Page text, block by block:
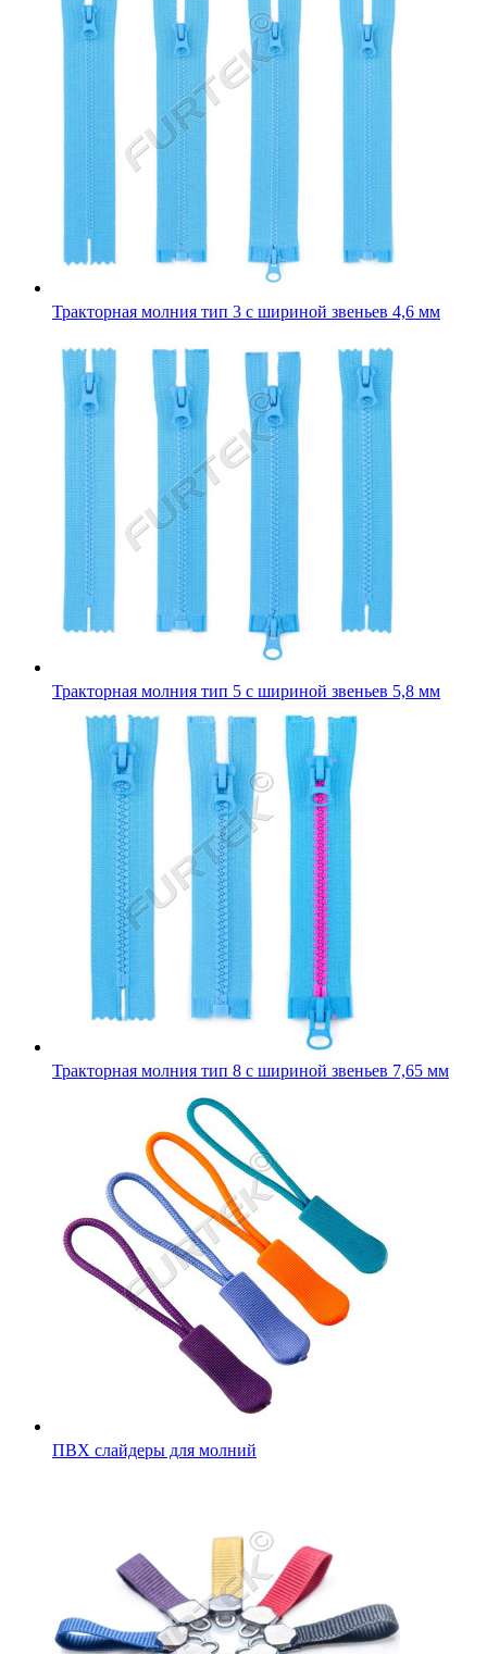
Тракторная молния тип 3 с шириной звеньев 4,6 мм
Тракторная молния тип 5 с шириной звеньев 5,8 мм
Тракторная молния тип 8 с шириной звеньев 7,65 мм
ПВХ слайдеры для молний